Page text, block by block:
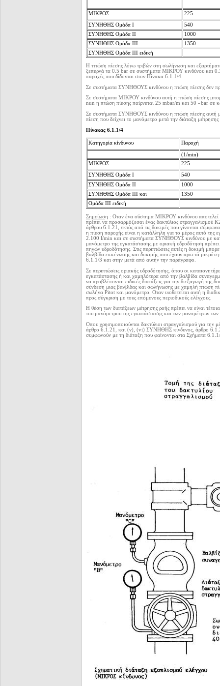
ΜΙΚΡΟΣ 225
ΣΥΝΗΘΗΣ Ομάδα Ι
540
ΣΥΝΗΘΗΣ Ομάδα II
1000
ΣΥΝΗΘΗΣ Ομάδα III
1350
ΣΥΝΗΘΗΣ Ομάδα III ειδική
Η τττώση πίεσης λόγω τριβών στη σωλήνωση και
ξεπερνά τα 0.5 bar σε συστήματα ΜΙΚΡΟΥ κινδύνου και
παροχές που δίδονται στον Πίνακα 6.1.1/4.
Σε συστήματα ΣΥΝΗΘΟΥΣ κινδύνου η πτώση πίεσης δεν
Σε συστήματα ΜΙΚΡΟΥ κινδύνου αυτή η πτώση πίεσης
nun η πτώση πίεσης παίρνεται 25 mbar/m και 50 «bar σε
Σε συστήματα ΣΥΝΗΘΟΥΣ κινδύνου η πτώση πίεσης αυτή
πίεση που δείχνει το μανόμετρο μετά την διάταξη
Πίνακας 6.1.1/4
Κατηγορία κίνδυνου Παροχή
(1/min)
ΜΙΚΡΟΣ
225
ΣΥΝΗΘΗΣ Ομάδα Ι
540
ΣΥΝΗΘΗΣ Ομάδα II
1000
ΣΥΝΗΘΗΣ Ομάδα III και
1350
Ομάδα III ειδική
Σημείωση : Οταν ένα σύστημα ΜΙΚΡΟΥ κινδύνου
πρέπει να προσαρμόζεσαι ένας δακτύλιος στραγγαλισμού
άρθρου 6.1.21, εκτός από τις δοκιμές που γίνονται
η πίεση παροχής είναι η κατάλληλη για το μέρος αυτό της
2.100 l/min και σε συστήματα ΣΥΝΗΘΟΥΣ κινδύνου με
μανόμετρο της εγκατάστασης με οριακή υδροδότηση πρέπει
πηγών υδροδότησης. Στις περιπτώσεις αυτές η δοκιμή
βαλβίδα εκκένωσης και δοκιμής που έχουν αρκετά
6.1.1/3 και στην μετά από αυτήν την παράγραφο.
Σε περιπτώσεις οριακής υδροδότησης, όπου οι
εγκατάστασης ή και χαμηλότερα από την βαλβίδα
να προβλέπονται ειδικές διατάξεις για την διεξαγωγή της
σύνδεση μιας βαλβίδας και σωλήνωσης με χαμηλή πτώση
σωλήνα Pitot και μανόμετρο. Οταν υιοθετείται αυτή η
προς σύγκριση με τους επόμενους περιοδικούς ελέγχους.
Η θέση των διατάξεων μέτρησης ροής πρέπει να είναι
του μανόμετρου της εγκατάστασης και των μανομέτρων των
Οπου χρησιμοποιούνται δακτύλιοι στραγγαλισμού για
άρθρο 6.1.21, και (ν), (vi) ΣΥΝΗΘΗΣ κίνδυνος, άρθρο
συμφωνούν με τη διάταξη που φαίνονται στα Σχήματα